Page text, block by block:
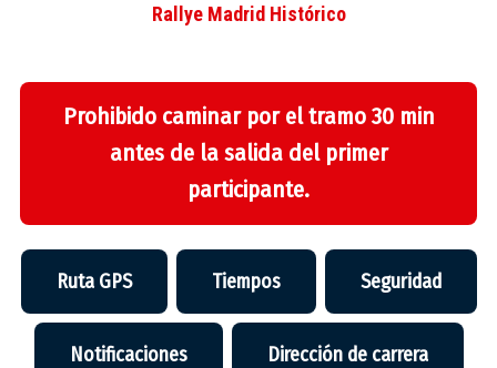
Rallye Madrid Histórico
Prohibido caminar por el tramo 30 min
antes de la salida del primer
participante.
Ruta GPS Tiempos Seguridad
Notificaciones Dirección de carrera